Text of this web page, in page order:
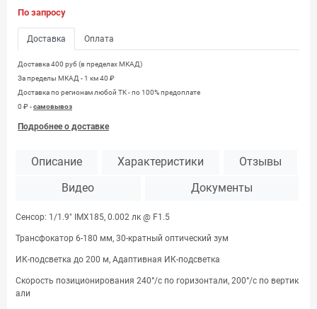
По запросу
Доставка Оплата
Доставка 400 руб (в пределах МКАД)
За пределы МКАД - 1 км 40 ₽
Доставка по регионам любой TK - по 100% предоплате
0 ₽ -самовывоз
Подробнее о доставке
Описание Характеристики Отзывы
Видео Документы
Сенсор: 1/1.9" IMX185, 0.002 лк @ F1.5
Трансфокатор 6-180 мм, 30-кратный оптический зум
ИК-подсветка до 200 м, Адаптивная ИК-подсветка
Скорость позиционирования 240°/с по горизонтали, 200°/с по вертик
али